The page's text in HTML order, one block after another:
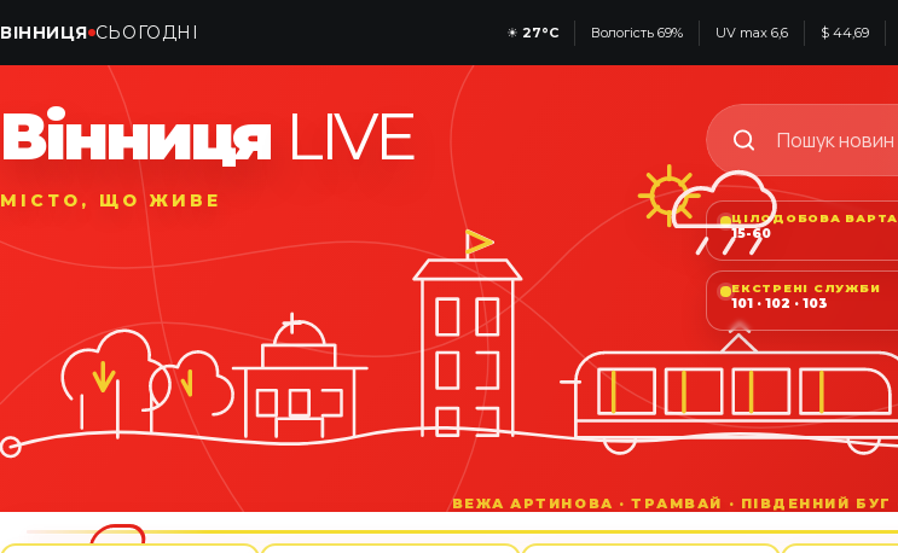
ВІННИЦЯ СЬОГОДНІ ☀ 27°C Вологість 69% UV max 6,6 $ 44,69
Вінниця LIVE
МІСТО, ЩО ЖИВЕ
ЦІЛОДОБОВА ВАРТА
15-60
ЕКСТРЕНІ СЛУЖБИ
101 · 102 · 103